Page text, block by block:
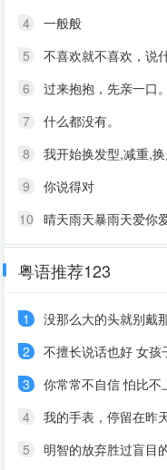
4
一般般
5
不喜欢就不喜欢，说
6
过来抱抱，先亲一口。
7
什么都没有。
8
我开始换发型,减重,换风格,开
9
你说得对
10 晴天雨天暴雨天爱你
粤语推荐123
1
没那么大的头就别戴
2
不擅长说话也好 女孩子完全沉浸
3
你常常不自信 怕比不上很多人 但我觉得你就是最好的 怎
4
我的手表，停留在昨
5
明智的放弃胜过盲目的执着，